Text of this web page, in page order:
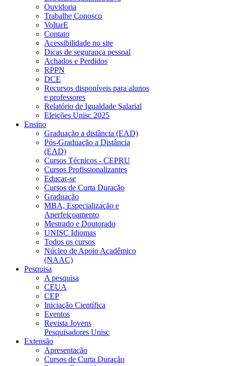
Ouvidoria
Trabalhe Conosco
VoltarE
Contato
Acessibilidade no site
Dicas de segurança pessoal
Achados e Perdidos
RPPN
DCE
Recursos disponíveis para alunos
e professores
Relatório de Igualdade Salarial
Eleições Unisc 2025
Ensino
Graduação a distância (EAD)
Pós-Graduação a Distância
(EAD)
Cursos Técnicos - CEPRU
Cursos Profissionalizantes
Educar-se
Cursos de Curta Duração
Graduação
MBA, Especialização e
Aperfeiçoamento
Mestrado e Doutorado
UNISC Idiomas
Todos os cursos
Núcleo de Apoio Acadêmico
(NAAC)
Pesquisa
A pesquisa
CEUA
CEP
Iniciação Científica
Eventos
Revista Jovens
Pesquisadores Unisc
Extensão
Apresentação
Cursos de Curta Duração